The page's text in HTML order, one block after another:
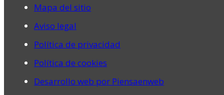
Mapa del sitio
Aviso legal
Política de privacidad
Política de cookies
Desarrollo web por Piensaenweb